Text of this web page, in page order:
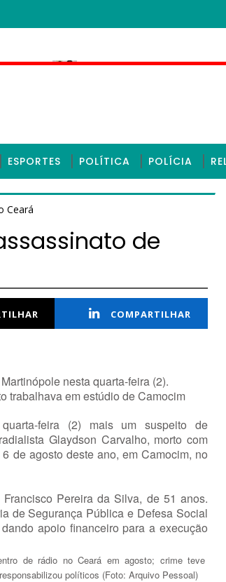
ESPORTES POLÍTICA POLÍCIA
Ceará
de
COMPARTILHAR
nesta quarta-feira (2).
trabalhava em estúdio de Camocim
feira (2) mais um suspeito de
Glaydson Carvalho, morto com
de agosto deste ano, em Camocim, no
Pereira da Silva, de 51 anos.
de Segurança Pública e Defesa Social
apoio financeiro para a execução
de rádio no Ceará em agosto; crime teve
políticos (Foto: Arquivo Pessoal)